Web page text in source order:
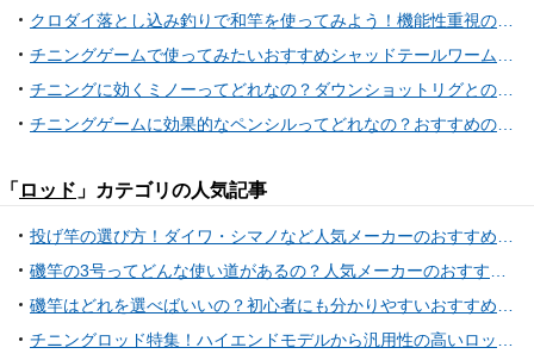
クロダイ落とし込み釣りで和竿を使ってみよう！機能性重視の竿選びから一風変えてみる？竹独特の感触をその手で体験し、引きの良さを楽しもう！
チニングゲームで使ってみたいおすすめシャッドテールワーム特集！
チニングに効くミノーってどれなの？ダウンショットリグとの活用法に注目
チニングゲームに効果的なペンシルってどれなの？おすすめのアイテム特集
「 ロッド 」カテゴリの人気記事
投げ竿の選び方！ダイワ・シマノなど人気メーカーのおすすめアイテム10選
磯竿の3号ってどんな使い道があるの？人気メーカーのおすすめロッドをピックアップ
磯竿はどれを選べばいいの？初心者にも分かりやすいおすすめ人気アイテム11選
チニングロッド特集！ハイエンドモデルから汎用性の高いロッドまで23選